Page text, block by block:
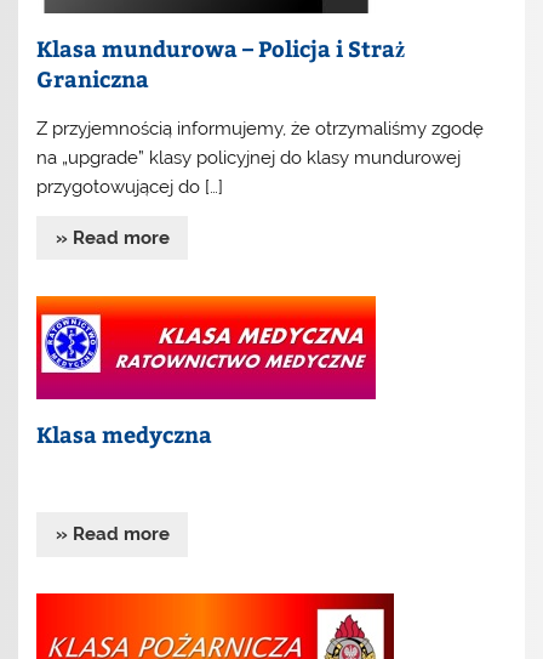
Klasa mundurowa – Policja i Straż
Graniczna
Z przyjemnością informujemy, że otrzymaliśmy zgodę
na „upgrade” klasy policyjnej do klasy mundurowej
przygotowującej do […]
» Read more
Klasa medyczna
» Read more